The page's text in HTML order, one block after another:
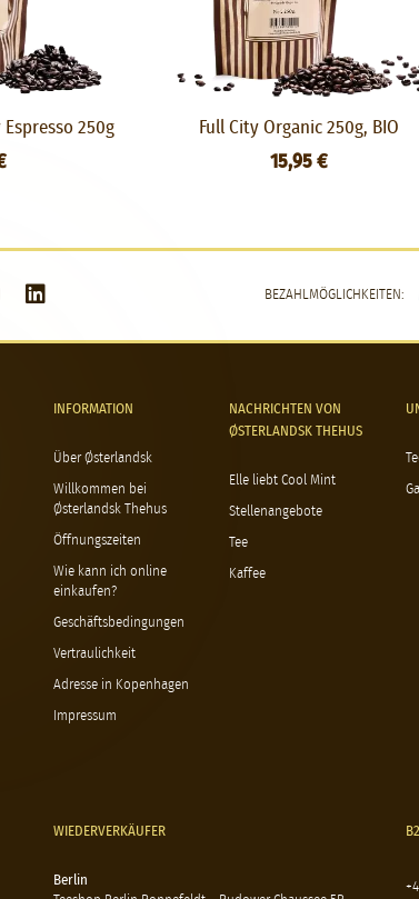
Espresso 250g Full City Organic 250g, BIO
15,95 €
BEZAHLMÖGLICHKEITEN:
INFORMATION
Über Østerlandsk
Willkommen bei
Østerlandsk Thehus
Öffnungszeiten
Wie kann ich online
einkaufen?
Geschäftsbedingungen
Vertraulichkeit
Adresse in Kopenhagen
Impressum
NACHRICHTEN VON
ØSTERLANDSK THEHUS
Elle liebt Cool Mint
Stellenangebote
Tee
Kaffee
WIEDERVERKÄUFER
Berlin